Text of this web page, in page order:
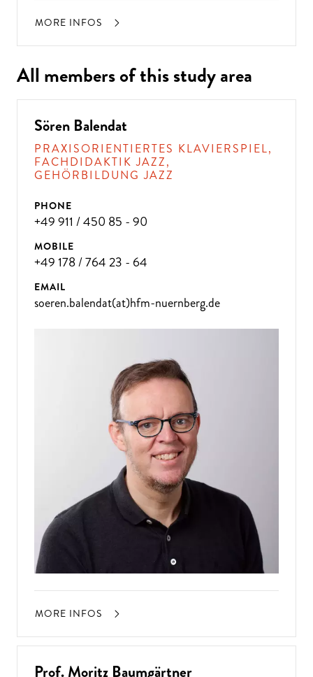
MORE INFOS
All members of this study area
Sören Balendat
PRAXISORIENTIERTES KLAVIERSPIEL,
FACHDIDAKTIK JAZZ,
GEHÖRBILDUNG JAZZ
PHONE
+49 911 / 450 85 - 90
MOBILE
+49 178 / 764 23 - 64
EMAIL
soeren.balendat(at)hfm-nuernberg.de
MORE INFOS
Prof. Moritz Baumgärtner